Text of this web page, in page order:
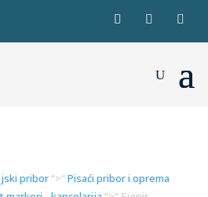
pribor“>“Pisaći pribor i oprema